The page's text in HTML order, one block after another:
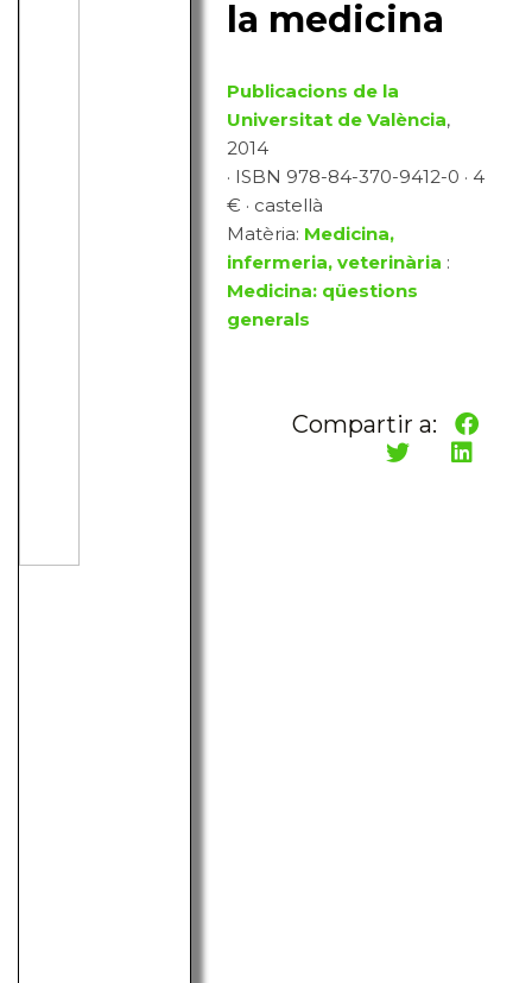
la medicina
Publicacions de la
Universitat de València,
2014
· ISBN 978-84-370-9412-0 · 4
€ · castellà
Matèria: Medicina,
infermeria, veterinària :
Medicina: qüestions
generals
Compartir a: